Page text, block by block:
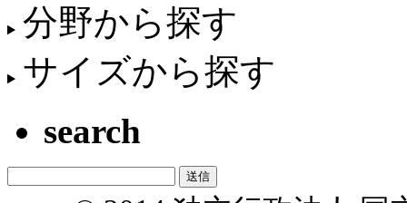
分野から探す
サイズから探す
search